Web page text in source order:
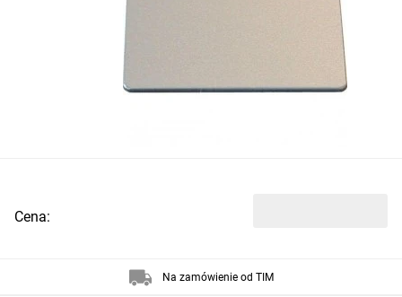
Cena:
Na zamówienie od TIM